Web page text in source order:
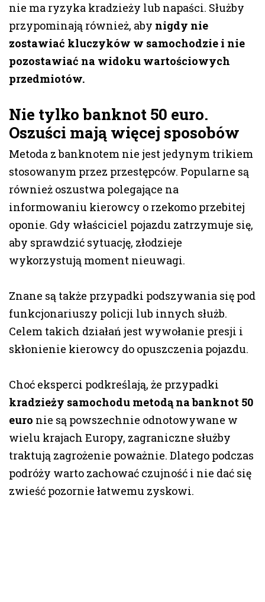
nie ma ryzyka kradzieży lub napaści. Służby
przypominają również, aby nigdy nie
zostawiać kluczyków w samochodzie i nie
pozostawiać na widoku wartościowych
przedmiotów.
Nie tylko banknot 50 euro.
Oszuści mają więcej sposobów
Metoda z banknotem nie jest jedynym trikiem
stosowanym przez przestępców. Popularne są
również oszustwa polegające na
informowaniu kierowcy o rzekomo przebitej
oponie. Gdy właściciel pojazdu zatrzymuje się,
aby sprawdzić sytuację, złodzieje
wykorzystują moment nieuwagi.
Znane są także przypadki podszywania się pod
funkcjonariuszy policji lub innych służb.
Celem takich działań jest wywołanie presji i
skłonienie kierowcy do opuszczenia pojazdu.
Choć eksperci podkreślają, że przypadki
kradzieży samochodu metodą na banknot 50
euro nie są powszechnie odnotowywane w
wielu krajach Europy, zagraniczne służby
traktują zagrożenie poważnie. Dlatego podczas
podróży warto zachować czujność i nie dać się
zwieść pozornie łatwemu zyskowi.